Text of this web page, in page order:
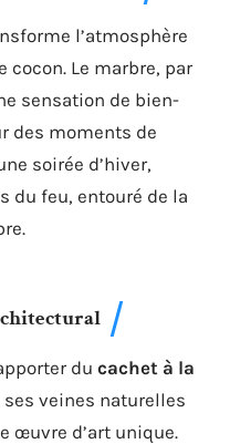
l’atmosphère
cocon. Le marbre, par
sensation de bien-
des moments de
soirée d’hiver,
du feu, entouré de la
du cachet à la
veines naturelles
œuvre d’art unique.